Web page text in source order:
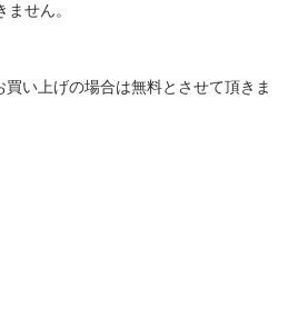
せん。
い上げの場合は無料とさせて頂きま